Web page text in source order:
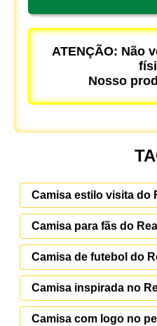
ATENÇÃO: Não
Nosso
Camisa estilo visita do
Camisa para fãs do
Camisa de futebol do
Camisa inspirada no
Camisa com logo no